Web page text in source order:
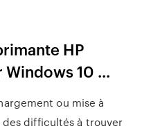
HP
10 ...
ou mise à
des difficultés à trouver